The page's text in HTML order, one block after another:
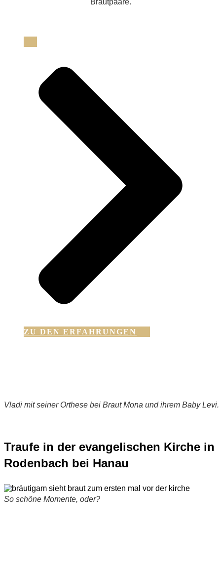
ZU DEN ERFAHRUNGEN
Vladi mit seiner Orthese bei Braut Mona und ihrem Baby Levi.
Traufe in der evangelischen Kirche in
Rodenbach bei Hanau
So schöne Momente, oder?